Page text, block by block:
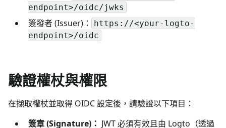
endpoint>/oidc/jwks
簽發者 (Issuer)：
https://<your-logto-
endpoint>/oidc
驗證權杖與權限
在擷取權杖並取得 OIDC 設定後，請驗證以下項目：
簽章 (Signature)： JWT 必須有效且由 Logto（透過